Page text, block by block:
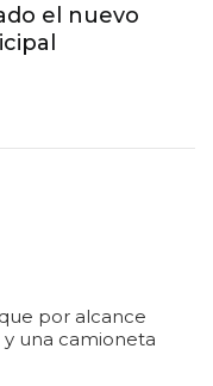
el nuevo
por alcance
una camioneta